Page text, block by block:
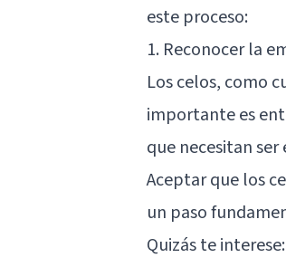
este proceso:
1. Reconocer la
Los celos, como
importante es
que necesitan
Aceptar que los
un paso
Quizás te interese: